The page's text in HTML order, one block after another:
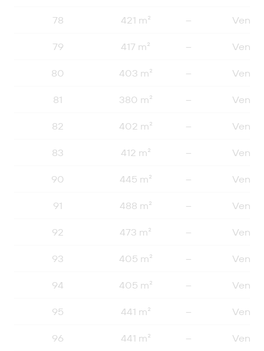
78 421 m² – Vendu
79 417 m² – Vendu
80 403 m² – Vendu
81 380 m² – Vendu
82 402 m² – Vendu
83 412 m² – Vendu
90 445 m² – Vendu
91 488 m² – Vendu
92 473 m² – Vendu
93 405 m² – Vendu
94 405 m² – Vendu
95 441 m² – Vendu
96 441 m² – Vendu